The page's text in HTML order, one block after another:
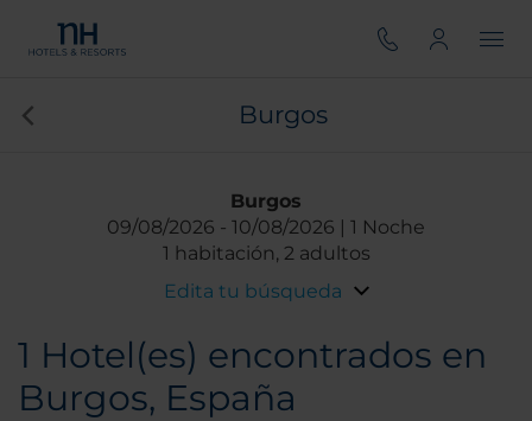
Burgos
Burgos
09/08/2026
10/08/2026
1 Noche
1 habitación, 2 adultos
Edita tu búsqueda
1 Hotel(es) encontrados en
Burgos, España